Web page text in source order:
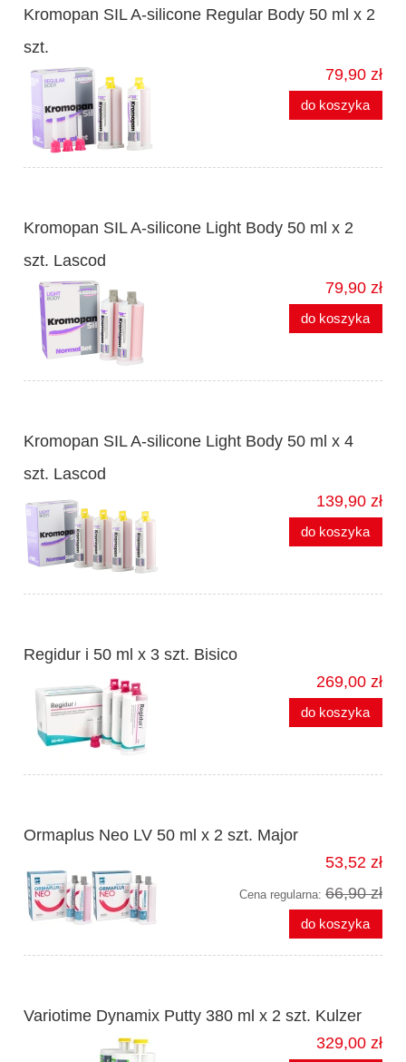
Kromopan SIL A-silicone Regular Body 50 ml x 2
szt.
79,90 zł
do koszyka
Kromopan SIL A-silicone Light Body 50 ml x 2
szt. Lascod
79,90 zł
do koszyka
Kromopan SIL A-silicone Light Body 50 ml x 4
szt. Lascod
139,90 zł
do koszyka
Regidur i 50 ml x 3 szt. Bisico
269,00 zł
do koszyka
Ormaplus Neo LV 50 ml x 2 szt. Major
53,52 zł
Cena regularna: 66,90 zł
do koszyka
Variotime Dynamix Putty 380 ml x 2 szt. Kulzer
329,00 zł